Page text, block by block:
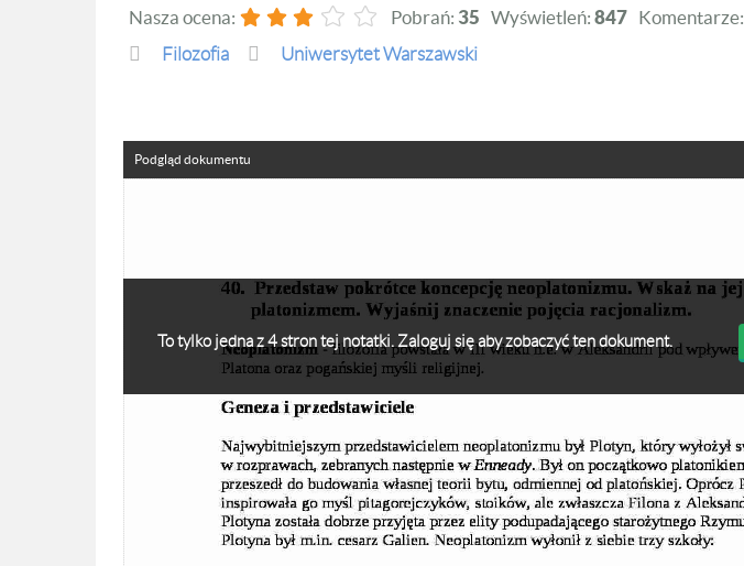
Nasza ocena: Pobrań: 35 Wyświetleń: 847 Komentarze:
Filozofia Uniwersytet Warszawski
To tylko jedna z 4 stron tej notatki. Zaloguj się aby zobaczyć ten dokument.
Podgląd dokumentu